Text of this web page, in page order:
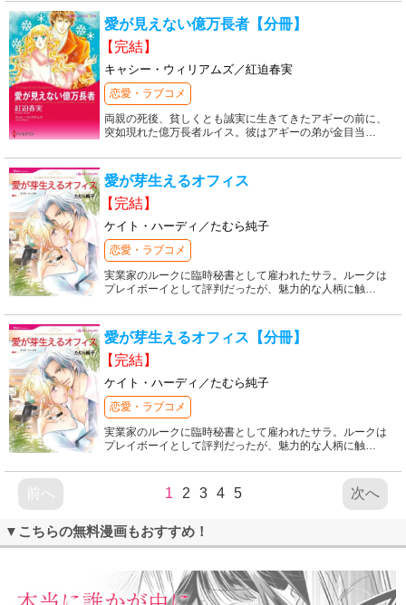
愛が見えない億万長者【分冊】
【完結】
キャシー・ウィリアムズ／紅迫春実
恋愛・ラブコメ
両親の死後、貧しくとも誠実に生きてきたアギーの前に、
突如現れた億万長者ルイス。彼はアギーの弟が金目当…
愛が芽生えるオフィス
【完結】
ケイト・ハーディ／たむら純子
恋愛・ラブコメ
実業家のルークに臨時秘書として雇われたサラ。ルークは
プレイボーイとして評判だったが、魅力的な人柄に触…
愛が芽生えるオフィス【分冊】
【完結】
ケイト・ハーディ／たむら純子
恋愛・ラブコメ
実業家のルークに臨時秘書として雇われたサラ。ルークは
プレイボーイとして評判だったが、魅力的な人柄に触…
前へ 1 2 3 4 5 次へ
▼こちらの無料漫画もおすすめ！